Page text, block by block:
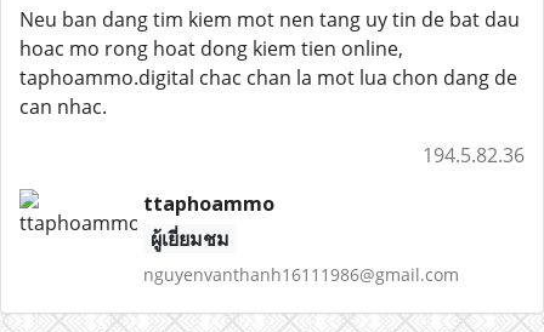
Neu ban dang tim kiem mot nen tang uy tin de bat dau
hoac mo rong hoat dong kiem tien online,
taphoammo.digital chac chan la mot lua chon dang de
can nhac.
194.5.82.36
ttaphoammo
ผู้เยี่ยมชม
nguyenvanthanh16111986@gmail.com